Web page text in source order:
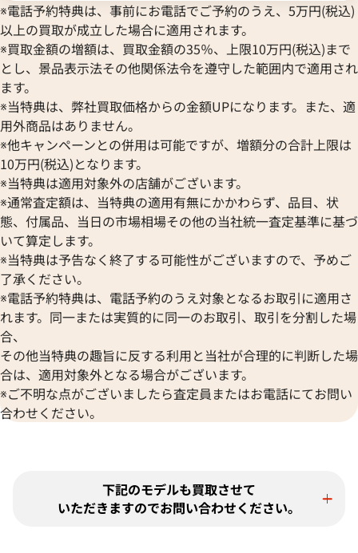
※電話予約特典は、事前にお電話でご予約のうえ、5万円(税込)
以上の買取が成立した場合に適用されます。
※買取金額の増額は、買取金額の35％、上限10万円(税込)まで
とし、景品表示法その他関係法令を遵守した範囲内で適用され
ます。
※当特典は、弊社買取価格からの金額UPになります。また、適
用外商品はありません。
※他キャンペーンとの併用は可能ですが、増額分の合計上限は
10万円(税込)となります。
※当特典は適用対象外の店舗がございます。
※通常査定額は、当特典の適用有無にかかわらず、品目、状
態、付属品、当日の市場相場その他の当社統一査定基準に基づ
いて算定します。
※当特典は予告なく終了する可能性がございますので、予めご
了承ください。
※電話予約特典は、電話予約のうえ対象となるお取引に適用さ
れます。同一または実質的に同一のお取引、取引を分割した場
合、
その他当特典の趣旨に反する利用と当社が合理的に判断した場
合は、適用対象外となる場合がございます。
※ご不明な点がございましたら査定員またはお電話にてお問い
合わせください。
下記のモデルも買取させて
いただきますのでお問い合わせください。